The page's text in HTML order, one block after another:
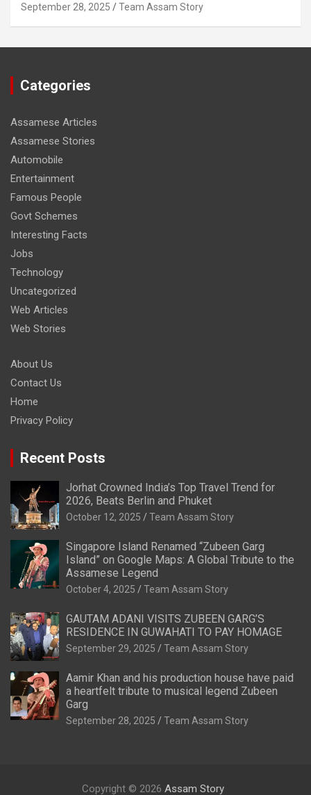
September 28, 2025 Team Assam Story
Categories
Assamese Articles
Assamese Stories
Automobile
Entertainment
Famous People
Govt Schemes
Interesting Facts
Jobs
Technology
Uncategorized
Web Articles
Web Stories
About Us
Contact Us
Home
Privacy Policy
Recent Posts
Jorhat Crowned India’s Top Travel Trend for
2026, Beats Berlin and Phuket
October 12, 2025 Team Assam Story
Singapore Island Renamed “Zubeen Garg
Island” on Google Maps: A Global Tribute to the
Assamese Legend
October 4, 2025 Team Assam Story
GAUTAM ADANI VISITS ZUBEEN GARG’S
RESIDENCE IN GUWAHATI TO PAY HOMAGE
September 29, 2025 Team Assam Story
Aamir Khan and his production house have paid
a heartfelt tribute to musical legend Zubeen
Garg
September 28, 2025 Team Assam Story
Copyright © 2026 Assam Story